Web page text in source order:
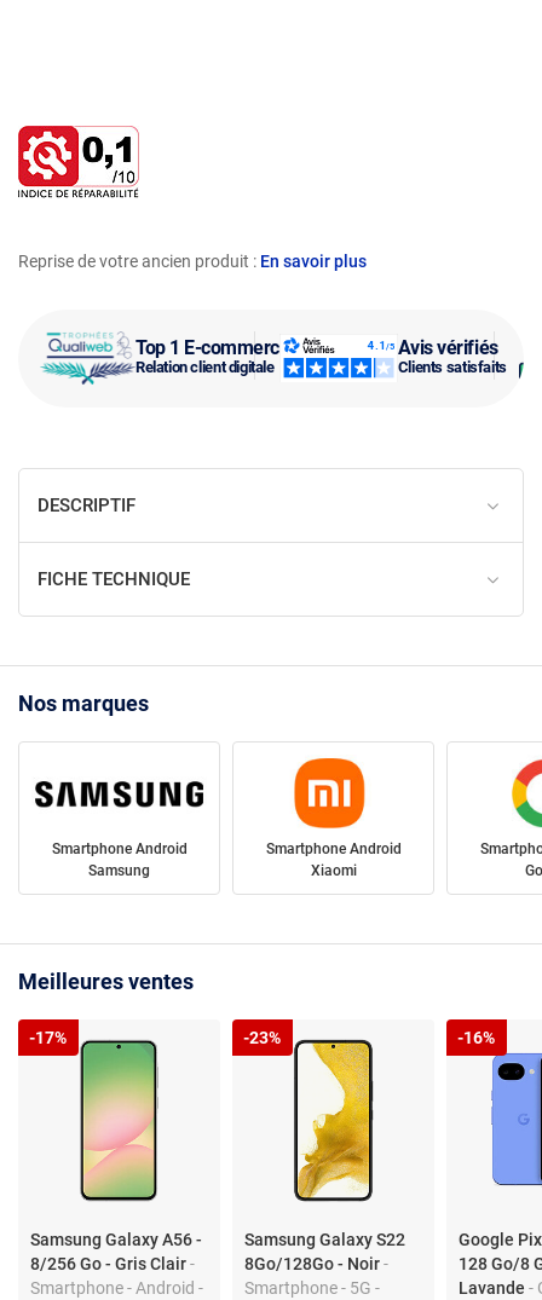
Top 1 E-commerce
Relation client digitale
Avis vérifiés
Clients satisfaits
Reprise de votre ancien produit : En savoir plus
DESCRIPTIF
FICHE TECHNIQUE
Nos marques
Smartphone Android
Samsung
Smartphone Android
Xiaomi
Meilleures ventes
Samsung Galaxy A56 -
8/256 Go - Gris Clair-
Smartphone - Android -
-17%
Samsung Galaxy S22
8Go/128Go - Noir-
Smartphone - 5G -
-23%
Google
128 Go/8
Lavande-
-16%